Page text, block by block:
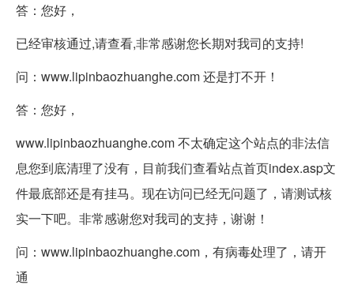
答：您好，
已经审核通过,请查看,非常感谢您长期对我司的支持!
问：www.lipinbaozhuanghe.com 还是打不开！
答：您好，
www.lipinbaozhuanghe.com 不太确定这个站点的非法信
息您到底清理了没有，目前我们查看站点首页index.asp文
件最底部还是有挂马。现在访问已经无问题了，请测试核
实一下吧。非常感谢您对我司的支持，谢谢！
问：www.lipinbaozhuanghe.com，有病毒处理了，请开
通